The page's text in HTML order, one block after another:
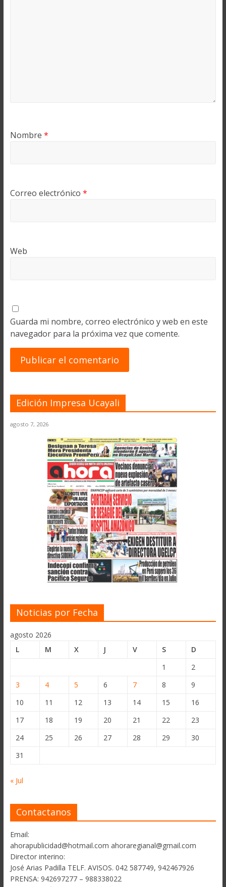
Nombre *
Correo electrónico *
Web
Guarda mi nombre, correo electrónico y web en este
navegador para la próxima vez que comente.
Edición Impresa Ucayali
agosto 7, 2026
Noticias por Fecha
agosto 2026
L
M X J V S
D
1
2
3
4 5 6 7 8
9
10
11 12 13 14 15
16
17
18 19 20 21 22
23
24
25 26 27 28 29
30
31
« Jul
Contactanos
Email:
ahorapublicidad@hotmail.com ahoraregianal@gmail.com
Director interino:
José Arias Padilla TELF. AVISOS. 042 587749, 942467926
PRENSA: 942697277 – 988338022